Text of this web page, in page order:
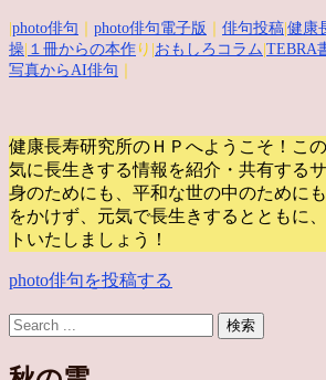
photo俳句 photo俳句電子版 俳句投稿 健康
操 １冊からの本作 り| おもしろコラム TEBRA
写真からAI俳句
健康長寿研究所のＨＰへようこそ！こ
気に長生きする情報を紹介・共有するサ
身のためにも、平和な世の中のために
をかけず、元気で長生きするとともに
トいたしましょう！
photo俳句を投稿する